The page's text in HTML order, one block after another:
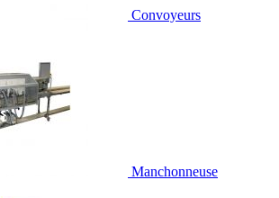
Convoyeurs
Manchonneuse